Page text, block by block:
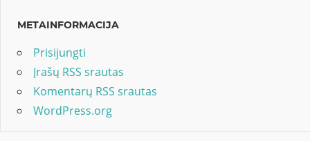
METAINFORMACIJA
Prisijungti
Įrašų RSS srautas
Komentarų RSS srautas
WordPress.org